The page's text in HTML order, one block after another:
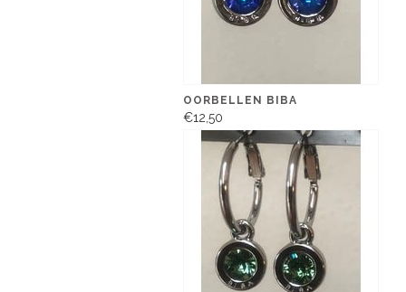
OORBELLEN BIBA
€12,50